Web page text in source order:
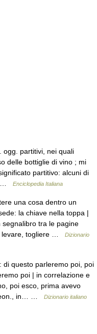
partitivi, nei quali
delle bottiglie di vino ; mi
partitivo: alcuni di
…
Enciclopedia Italiana
una cosa dentro un
la chiave nella toppa |
tra le pagine
levare, togliere …
Dizionario
questo parleremo poi, poi
poi | in correlazione e
poi esco, prima avevo
in… …
Dizionario italiano